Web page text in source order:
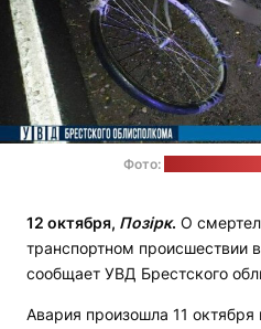
Фото:
12 октября, Позірк. О
транспортном происшествии
сообщает УВД Брестского
Авария произошла 11